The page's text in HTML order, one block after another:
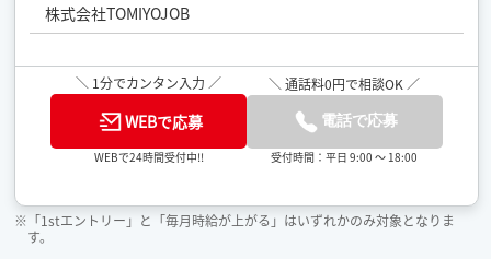
株式会社TOMIYOJOB
＼ 1分でカンタン入力 ／
WEBで応募
WEBで24時間受付中!!
＼ 通話料0円で相談OK ／
電話で応募
受付時間：平日 9:00 ～ 18:00
※「1stエントリー」と「毎月時給が上がる」はいずれかのみ対象となりま
す。